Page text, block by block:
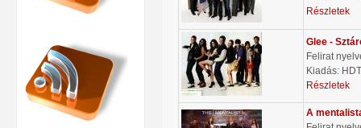
Részletek
Glee -
Felirat
Kiadás:
Részletek
A